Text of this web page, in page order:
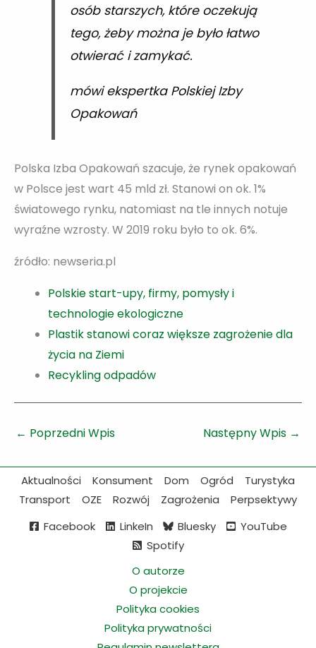
osób starszych, które oczekują
tego, żeby można je było łatwo
otwierać i zamykać.
mówi ekspertka Polskiej Izby
Opakowań
Polska Izba Opakowań szacuje, że rynek opakowań
w Polsce jest wart 45 mld zł. Stanowi on ok. 1%
światowego rynku, natomiast na tle innych notuje
wyraźne wzrosty. W 2019 roku było to ok. 6%.
źródło: newseria.pl
Polskie start-upy, firmy, pomysły i
technologie ekologiczne
Plastik stanowi coraz większe zagrożenie dla
życia na Ziemi
Recykling odpadów
← Poprzedni Wpis Następny Wpis →
Aktualności Konsument Dom Ogród
Turystyka
Transport
OZE Rozwój Zagrożenia
Perpsektywy
Facebook
LinkeIn Bluesky
YouTube
Spotify
O autorze
O projekcie
Polityka cookies
Polityka prywatności